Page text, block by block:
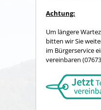
Achtung:
Um längere
bitten wir Sie
im Bürgerservice
vereinbaren